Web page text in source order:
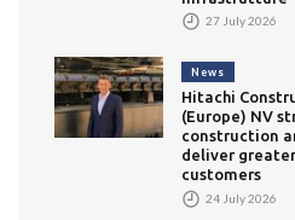
27 July 2026
News
Hitachi
(Europe) NV
construction
deliver
customers
24 July 2026